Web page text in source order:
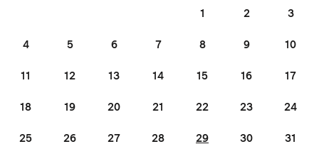
1 2 3
4 5 6 7 8 9 10
11 12 13 14 15 16 17
18 19 20 21 22 23 24
25 26 27 28 29 30 31